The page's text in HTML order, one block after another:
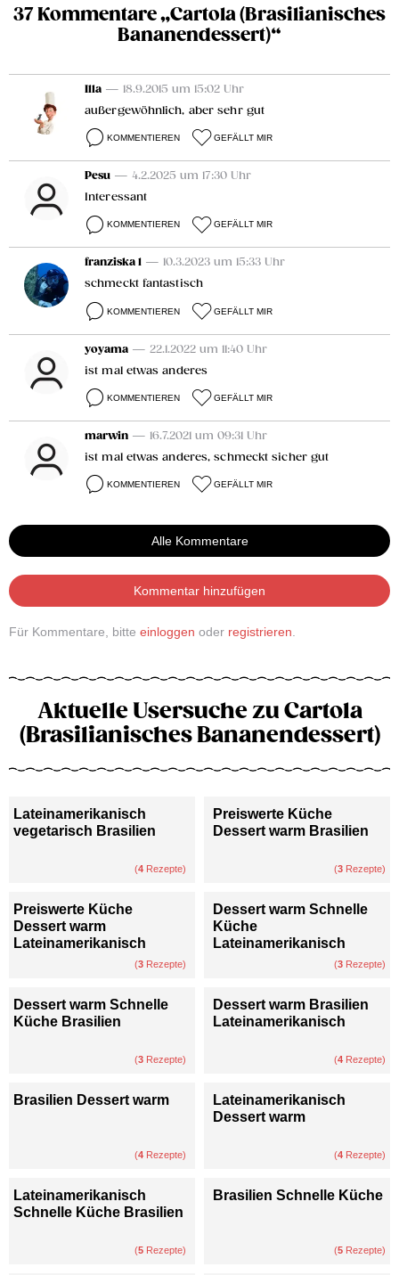
37 Kommentare „Cartola (Brasilianisches
Bananendessert)“
Illa — 18.9.2015 um 15:02 Uhr
außergewöhnlich, aber sehr gut
KOMMENTIEREN GEFÄLLT MIR
Pesu — 4.2.2025 um 17:30 Uhr
Interessant
KOMMENTIEREN GEFÄLLT MIR
franziska 1 — 10.3.2023 um 15:33 Uhr
schmeckt fantastisch
KOMMENTIEREN GEFÄLLT MIR
yoyama — 22.1.2022 um 11:40 Uhr
ist mal etwas anderes
KOMMENTIEREN GEFÄLLT MIR
marwin — 16.7.2021 um 09:31 Uhr
ist mal etwas anderes, schmeckt sicher gut
KOMMENTIEREN GEFÄLLT MIR
Alle Kommentare
Kommentar hinzufügen
Für Kommentare, bitte einloggen oder registrieren
Aktuelle Usersuche zu Cartola
(Brasilianisches Bananendessert)
Lateinamerikanisch
vegetarisch Brasilien
(4 Rezepte)
Preiswerte Küche
Dessert warm Brasilien
(3 Rezepte)
Preiswerte Küche
Dessert warm
Lateinamerikanisch
(3 Rezepte)
Dessert warm Schnelle
Küche
Lateinamerikanisch
(3 Rezepte)
Dessert warm Schnelle
Küche Brasilien
(3 Rezepte)
Dessert warm Brasilien
Lateinamerikanisch
(4 Rezepte)
Brasilien Dessert warm
(4 Rezepte)
Lateinamerikanisch
Dessert warm
(4 Rezepte)
Lateinamerikanisch
Schnelle Küche Brasilien
(5 Rezepte)
Brasilien Schnelle Küche
(5 Rezepte)